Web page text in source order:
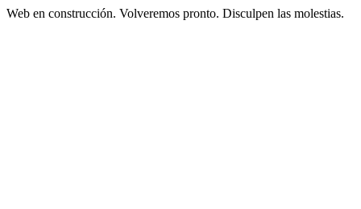
Web en construcción. Volveremos pronto. Disculpen las molestias.